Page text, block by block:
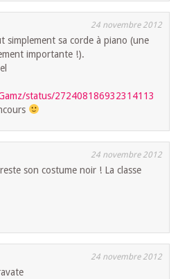
24 novembre 2012
simplement sa corde à piano (une
importante !).
status/272408186932314113
24 novembre 2012
son costume noir ! La classe
24 novembre 2012